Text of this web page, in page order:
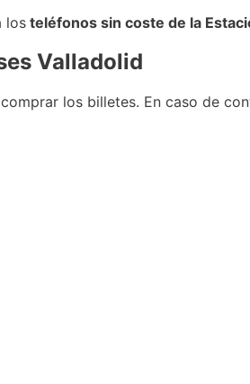
los teléfonos sin coste de la
Valladolid
los billetes. En caso de